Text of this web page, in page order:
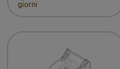
giorni